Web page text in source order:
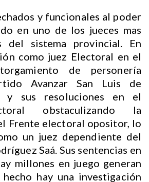
y funcionales al poder
en uno de los jueces mas
del sistema provincial. En
como juez Electoral en el
de personería
Avanzar San Luis de
y sus resoluciones en el
obstaculizando la
Frente electoral opositor, lo
un juez dependiente del
Saá. Sus sentencias en
millones en juego generan
hecho hay una investigación